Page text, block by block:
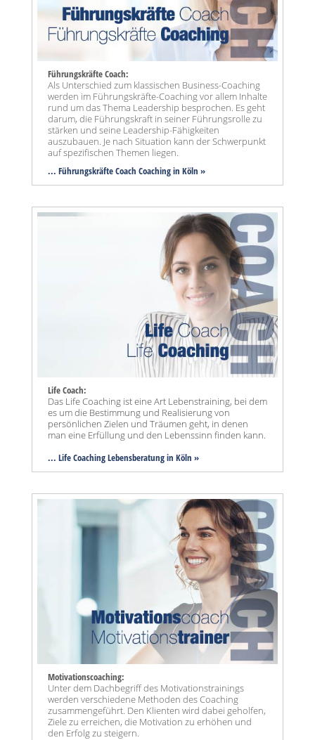
Führungskräfte Coach:
Als Unterschied zum klassischen Business-Coaching
werden im Führungskräfte-Coaching vor allem Inhalte
rund um das Thema Leadership besprochen. Es geht
darum, die Führungskraft in seiner Führungsrolle zu
stärken und seine Leadership-Fähigkeiten
auszubauen. Je nach Situation kann der Schwerpunkt
auf spezifischen Themen liegen.
... Führungskräfte Coach Coaching in Köln »
Life Coach:
Das Life Coaching ist eine Art Lebenstraining, bei dem
es um die Bestimmung und Realisierung von
persönlichen Zielen und Träumen geht, in denen
man eine Erfüllung und den Lebenssinn finden kann.
... Life Coaching Lebensberatung in Köln »
Motivationscoaching:
Unter dem Dachbegriff des Motivationstrainings
werden verschiedene Methoden des Coaching
zusammengeführt. Den Klienten wird dabei geholfen,
Ziele zu erreichen, die Motivation zu erhöhen und
den Erfolg zu steigern.